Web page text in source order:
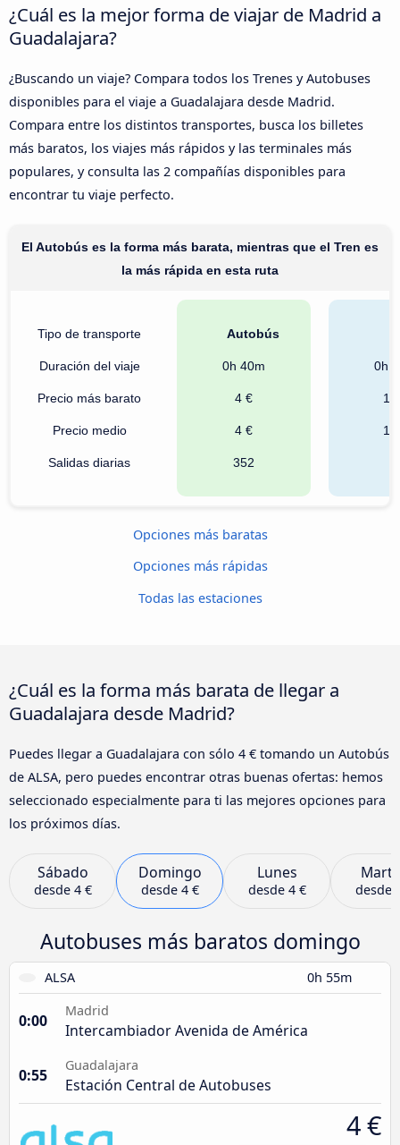
¿Cuál es la mejor forma de viajar de Madrid a
Guadalajara?
¿Buscando un viaje? Compara todos los Trenes y Autobuses
disponibles para el viaje a Guadalajara desde Madrid.
Compara entre los distintos transportes, busca los billetes
más baratos, los viajes más rápidos y las terminales más
populares, y consulta las 2 compañías disponibles para
encontrar tu viaje perfecto.
El Autobús es la forma más barata, mientras que el Tren es
la más rápida en esta ruta
Tipo de transporte
Duración del viaje
Precio más barato
Precio medio
Salidas diarias
Autobús
0h 40m
4 €
4 €
352
0h
10
12
Opciones más baratas
Opciones más rápidas
Todas las estaciones
¿Cuál es la forma más barata de llegar a
Guadalajara desde Madrid?
Puedes llegar a Guadalajara con sólo 4 € tomando un Autobús
de ALSA, pero puedes encontrar otras buenas ofertas: hemos
seleccionado especialmente para ti las mejores opciones para
los próximos días.
Sábado
desde 4 €
Domingo
desde 4 €
Lunes
desde 4 € desde
Autobuses más baratos domingo
ALSA 0h 55m
0:00
Madrid
Intercambiador Avenida de América
0:55
Guadalajara
Estación Central de Autobuses
4 €